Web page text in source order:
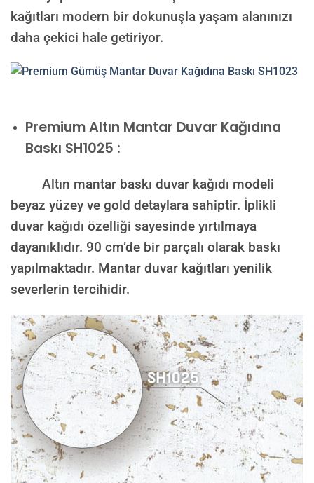
kağıtları modern bir dokunuşla yaşam alanınızı
daha çekici hale getiriyor.
PremiumAltın Mantar Duvar Kağıdına
Baskı SH1025 :
Altın mantar baskı duvar kağıdı modeli
beyaz yüzey ve gold detaylara sahiptir. İplikli
duvar kağıdı özelliği sayesinde yırtılmaya
dayanıklıdır. 90 cm’de bir parçalı olarak baskı
yapılmaktadır. Mantar duvar kağıtları yenilik
severlerin tercihidir.